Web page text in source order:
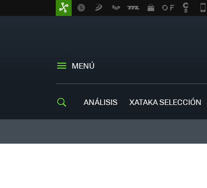
MENÚ
ANÁLISIS XATAKA SELECCIÓN